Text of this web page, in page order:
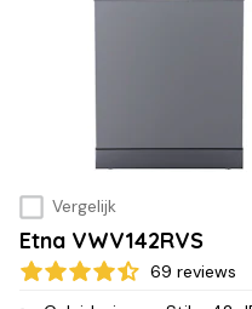
Vergelijk
Etna VWV142RVS
69 reviews